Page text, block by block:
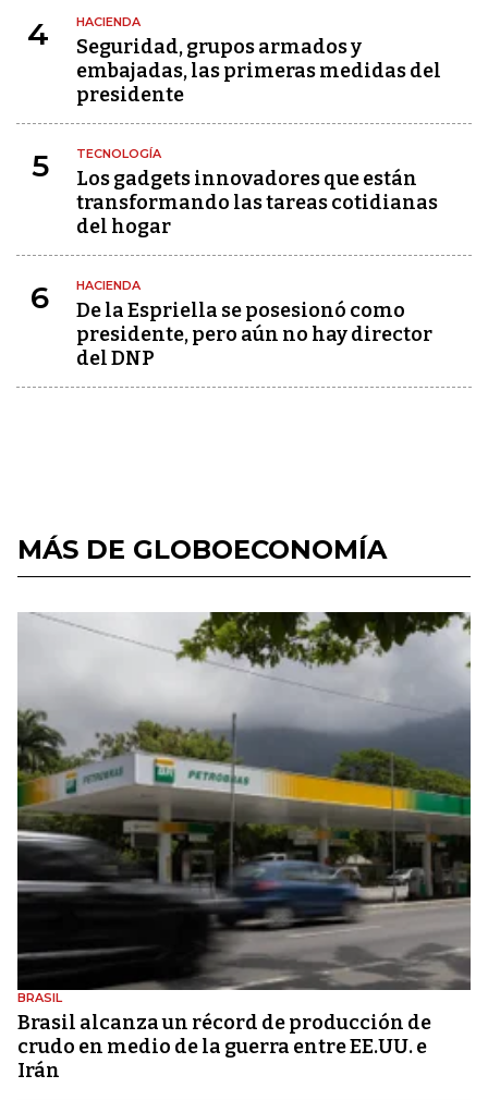
4 HACIENDA
Seguridad, grupos armados y
embajadas, las primeras medidas del
presidente
5 TECNOLOGÍA
Los gadgets innovadores que están
transformando las tareas cotidianas
del hogar
6 HACIENDA
De la Espriella se posesionó como
presidente, pero aún no hay director
del DNP
MÁS DE GLOBOECONOMÍA
BRASIL
Brasil alcanza un récord de producción de
crudo en medio de la guerra entre EE.UU. e
Irán